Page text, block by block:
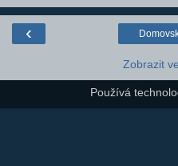
‹
Zobrazit
Používá